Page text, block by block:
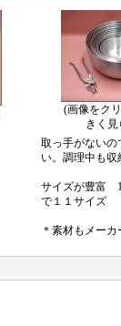
(画像をク
きく
取っ手がないの
い。調理中も収
サイズが豊富
で１１サイズ
＊素材もメー